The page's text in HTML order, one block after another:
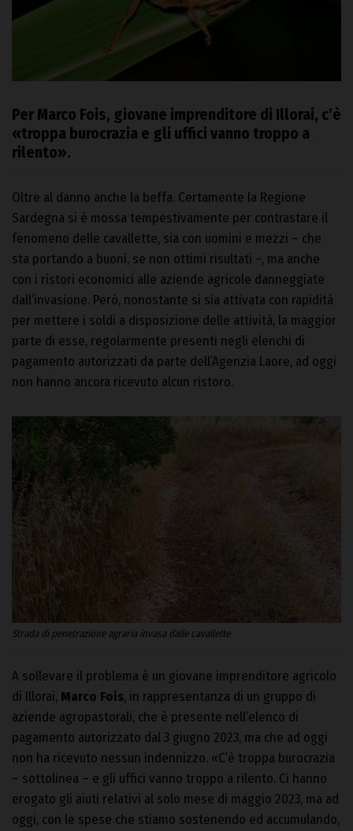
Per Marco Fois, giovane imprenditore di Illorai, c’è
«troppa burocrazia e gli uffici vanno troppo a
rilento».
Oltre al danno anche la beffa. Certamente la Regione
Sardegna si è mossa tempestivamente per contrastare il
fenomeno delle cavallette, sia con uomini e mezzi – che
sta portando a buoni, se non ottimi risultati –, ma anche
con i ristori economici alle aziende agricole danneggiate
dall’invasione. Però, nonostante si sia attivata con rapidità
per mettere i soldi a disposizione delle attività, la maggior
parte di esse, regolarmente presenti negli elenchi di
pagamento autorizzati da parte dell’Agenzia Laore, ad oggi
non hanno ancora ricevuto alcun ristoro.
Strada di penetrazione agraria invasa dalle cavallette
A sollevare il problema è un giovane imprenditore agricolo
di Illorai, Marco Fois, in rappresentanza di un gruppo di
aziende agropastorali, che è presente nell’elenco di
pagamento autorizzato dal 3 giugno 2023, ma che ad oggi
non ha ricevuto nessun indennizzo. «C’è troppa burocrazia
– sottolinea – e gli uffici vanno troppo a rilento. Ci hanno
erogato gli aiuti relativi al solo mese di maggio 2023, ma ad
oggi, con le spese che stiamo sostenendo ed accumulando,